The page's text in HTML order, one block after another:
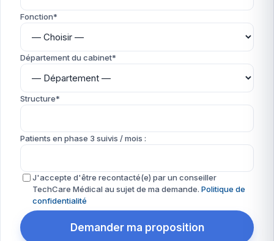
Fonction*
Département du cabinet*
Structure*
Patients en phase 3 suivis / mois :
J'accepte d'être recontacté(e) par un conseiller
TechCare Médical au sujet de ma demande. Politique de
confidentialité
Demander ma proposition